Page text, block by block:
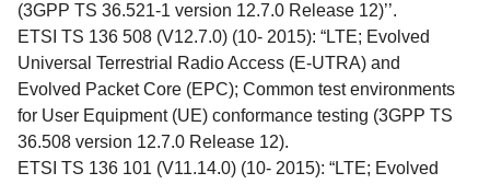
(3GPP TS 36.521-1 version 12.7.0 Release 12)’’.
ETSI TS 136 508 (V12.7.0) (10- 2015): “LTE; Evolved
Universal Terrestrial Radio Access (E-UTRA) and
Evolved Packet Core (EPC); Common test environments
for User Equipment (UE) conformance testing (3GPP TS
36.508 version 12.7.0 Release 12).
ETSI TS 136 101 (V11.14.0) (10- 2015): “LTE; Evolved